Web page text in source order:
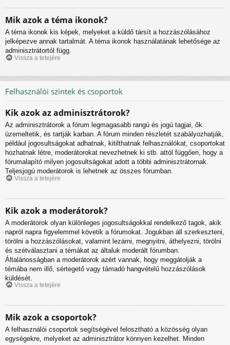
Mik azok a téma ikonok?
A téma ikonok kis képek, melyeket a küldő társít a hozzászólásához
jelképezve annak tartalmát. A téma ikonok használatának lehetősége az
adminisztrátortól függ.
Vissza a tetejére
Felhasználói szintek és csoportok
Kik azok az adminisztrátorok?
Az adminisztrátorok a fórum legmagasabb rangú és jogú tagjai, ők
üzemeltetik, és tartják karban. A fórum minden részletét szabályozhatják,
például jogosultságokat adhatnak, kitilthatnak felhasználókat, csoportokat
hozhatnak létre, moderátorokat nevezhetnek ki stb. attól függően, hogy a
fórumalapító milyen jogosultságokat adott a többi adminisztrátornak.
Teljesjogú moderátorok is lehetnek az összes fórumban.
Vissza a tetejére
Kik azok a moderátorok?
A moderátorok olyan különleges jogosultságokkal rendelkező tagok, akik
napról napra figyelemmel követik a fórumokat. Jogukban áll szerkeszteni,
törölni a hozzászólásokat, valamint lezárni, megnyitni, áthelyezni, törölni
és szétválasztani a témákat az általuk moderált fórumban.
Általánosságban a moderátorok azért vannak, hogy meggátolják a
témába nem illő, sértegető vagy támadó hangvételű hozzászólások
küldését.
Vissza a tetejére
Mik azok a csoportok?
A felhasználói csoportok segítségével felosztható a közösség olyan
egységekre, melyeket az adminisztrátor könnyen kezelhet. Minden